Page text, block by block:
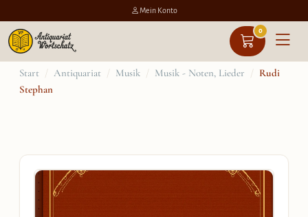
Mein Konto
0
Zum
Inhalt
Start / Antiquariat / Musik / Musik - Noten, Lieder / Rudi
Stephan